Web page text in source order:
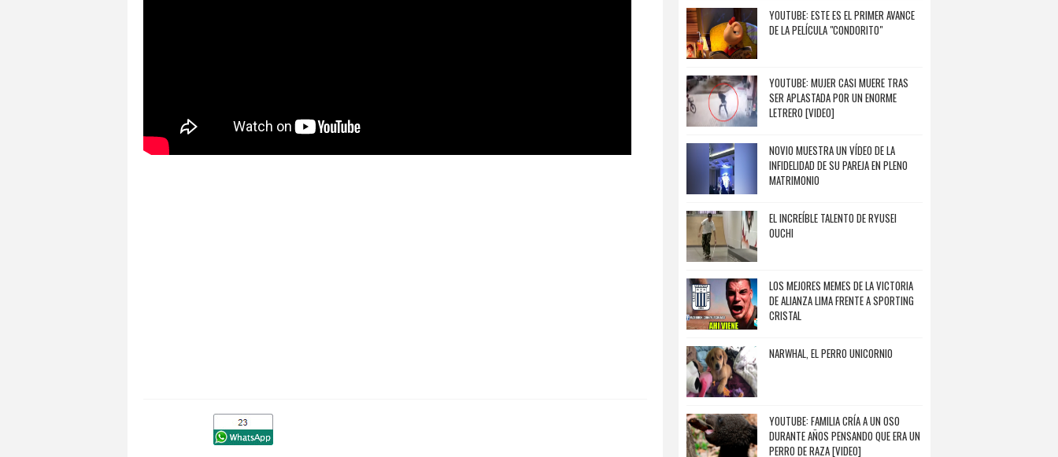
YOUTUBE: ESTE ES EL PRIMER AVANCE
DE LA PELÍCULA "CONDORITO"
YOUTUBE: MUJER CASI MUERE TRAS
SER APLASTADA POR UN ENORME
LETRERO [VIDEO]
NOVIO MUESTRA UN VÍDEO DE LA
INFIDELIDAD DE SU PAREJA EN PLENO
MATRIMONIO
EL INCREÍBLE TALENTO DE RYUSEI
OUCHI
LOS MEJORES MEMES DE LA VICTORIA
DE ALIANZA LIMA FRENTE A SPORTING
CRISTAL
NARWHAL, EL PERRO UNICORNIO
YOUTUBE: FAMILIA CRÍA A UN OSO
DURANTE AÑOS PENSANDO QUE ERA UN
PERRO DE RAZA [VIDEO]